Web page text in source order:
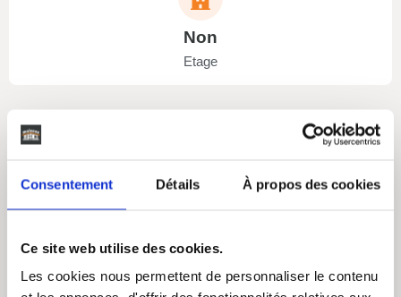
Consentement Détails À propos des cookies
Ce site web utilise des cookies.
Les cookies nous permettent de personnaliser le contenu
Non
Etage
Non